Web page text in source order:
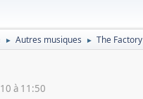
► Autres musiques ► The Factory
à 11:50